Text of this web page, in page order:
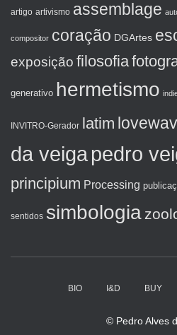
artigo artivismo assemblage
compositor coração DGArtes
exposição filosofia
generativo hermetismo
INVITRO-Gerador latim
da veigapedro
principium Processing
sentidos simbologia
BIO I&D BUY
© Pedro Alves